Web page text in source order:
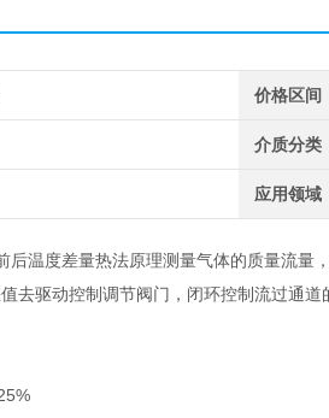
价格区间
介质分类
应用领域
后温度差量热法原理测量气体的质量流量
去驱动控制调节阀门，闭环控制流过通